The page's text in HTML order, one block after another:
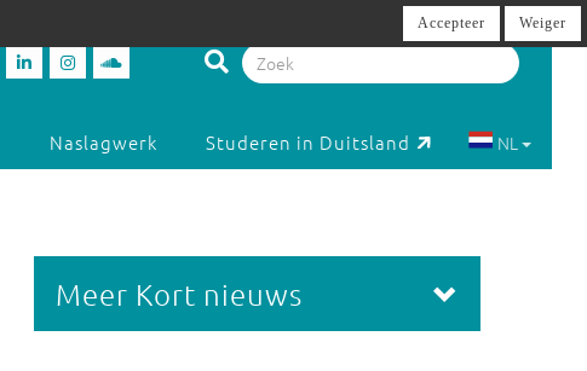
Naslagwerk Studeren in Duitsland NL
Meer Kort nieuws
Accepteer Weiger